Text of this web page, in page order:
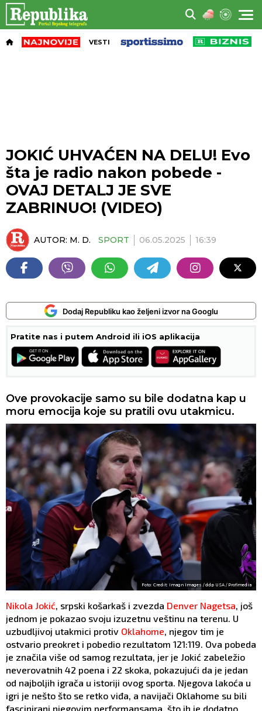
VESTI
JOKIĆ UHVAĆEN NA DELU! Evo
šta je radio nakon pobede -
OVAJ DETALJ JE SVE
ZABRINUO! (VIDEO)
AUTOR: M. D. SPORT 06.05.2025 16:39
Dodaj Republiku kao željeni izvor na Googlu
Pratite nas i putem Android ili iOS aplikacija
Ove provokacije samo su bile dodatna kap u
moru emocija koje su pratili ovu utakmicu.
Foto: Credit: Imagn Images / ddp USA / Profimedia
Nikola Jokić, srpski košarkaš i zvezda Denver Nagetsa, još
jednom je pokazao svoju izuzetnu veštinu na terenu. U
uzbudljivoj utakmici protiv Oklahome, njegov tim je
ostvario preokret i pobedio rezultatom 121:119. Ova pobeda
je značila više od samog rezultata, jer je Jokić zabeležio
neverovatnih 42 poena i 22 skoka, pokazujući da je jedan
od najboljih igrača u istoriji ovog sporta. Njegova lakoća u
igri je nešto što se retko viđa, a navijači Oklahome su bili
fascinirani njegovim performansama, što ih je dodatno